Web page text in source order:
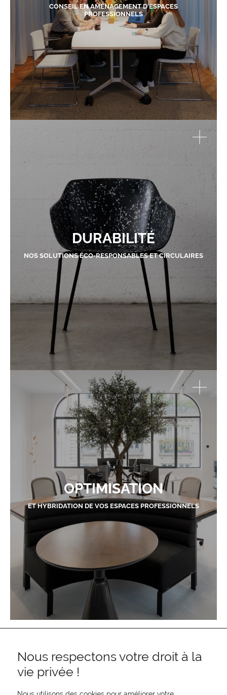
CONSEIL EN AMÉNAGEMENT D'ESPACES
PROFESSIONNELS
DURABILITÉ
NOS SOLUTIONS ÉCO-RESPONSABLES ET CIRCULAIRES
OPTIMISATION
ET HYBRIDATION DE VOS ESPACES PROFESSIONNELS
Nous respectons votre droit à la
vie privée !